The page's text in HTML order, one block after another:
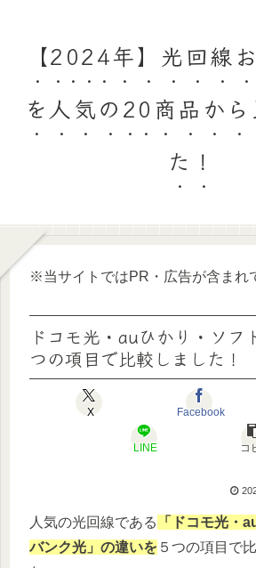
【2024年】光回線
を人気の20商品か
た！
※当サイトではPR・広告が含まれ
ドコモ光・auひかり・ソフ
つの項目で比較しました！
X Facebook
LINE コ
人気の光回線である
「ドコモ光・
バンク光」の違いを ５つの項目で